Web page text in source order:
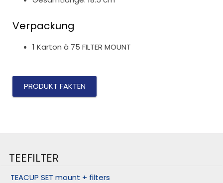
Verpackung
1 Karton à 75 FILTER MOUNT
PRODUKT FAKTEN
TEEFILTER
TEACUP SET mount + filters